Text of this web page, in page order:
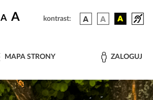
A A kontrast:
MAPA STRONY ZALOGUJ